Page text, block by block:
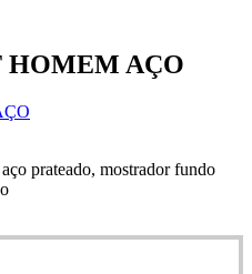
HOMEM AÇO
prateado, mostrador fundo